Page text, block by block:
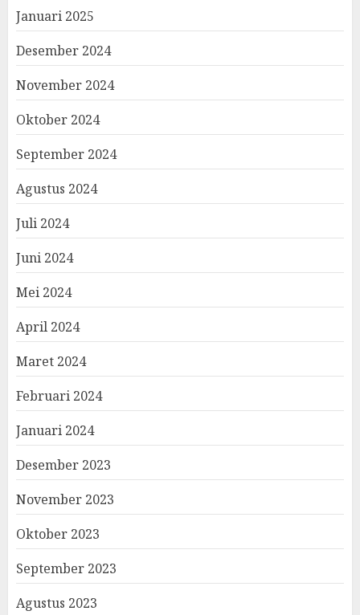
Januari 2025
Desember 2024
November 2024
Oktober 2024
September 2024
Agustus 2024
Juli 2024
Juni 2024
Mei 2024
April 2024
Maret 2024
Februari 2024
Januari 2024
Desember 2023
November 2023
Oktober 2023
September 2023
Agustus 2023